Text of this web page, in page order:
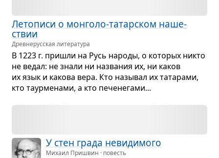
Лето­писи о мон­голо-татар­ском наше­
ствии
Древне­русская литература
В 1223 г. при­шли на Русь народы, о кото­рых никто
не ведал: не знали ни назва­ния их, ни каков
их язык и какова вера. Кто назы­вал их тата­рами,
кто таур­ме­нами, а кто пече­не­гами...
У стен града неви­ди­мого
Михаил Пришвин · повесть